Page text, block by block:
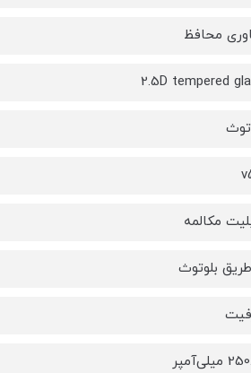
محافظ
2.5D tempered
مکالمه
بلوتوث